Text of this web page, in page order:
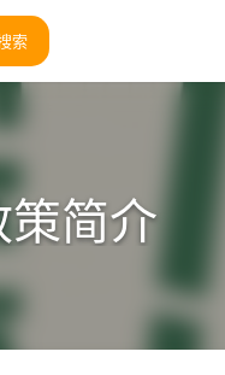
索
简介